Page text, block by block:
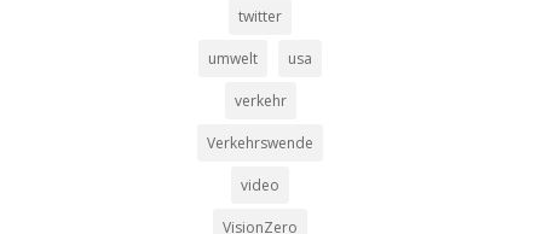
twitter
umwelt usa
verkehr
Verkehrswende
video
VisionZero